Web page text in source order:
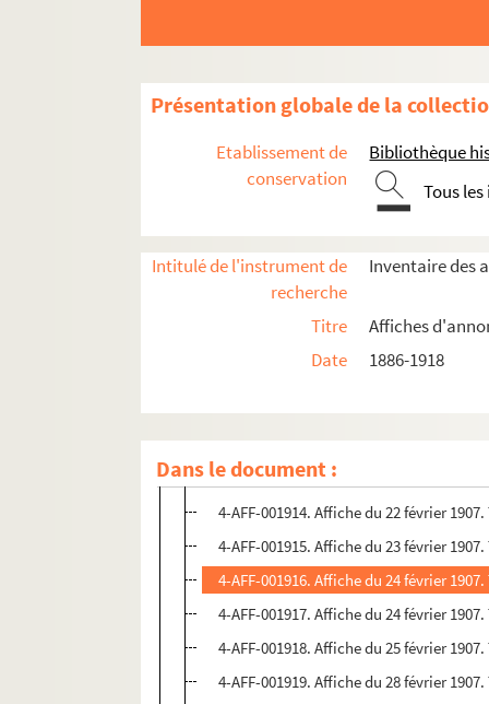
Présentation globale de la
Etablissement de
conservation
Bibliothèque
Tous
Intitulé de l'instrument de
recherche
Inventaire des
Titre
Affiches
Date
1886-1918
Dans le document :
4-AFF-001908. Affiche du 17 février
4-AFF-001909. Affiche du 18 février
4-AFF-001882. Affiche du 19 février
4-AFF-001910. Affiche du 19 février
4-AFF-001883. Affiche du 20 février
4-AFF-001887. Affiche du 21 février
4-AFF-001912. Affiche du 21 février
4-AFF-001913. Affiche du 21 février
4-AFF-001914. Affiche du 22 février
4-AFF-001915. Affiche du 23 février
4-AFF-001916. Affiche du 24 février
4-AFF-001917. Affiche du 24 février
4-AFF-001918. Affiche du 25 février
4-AFF-001919. Affiche du 28 février